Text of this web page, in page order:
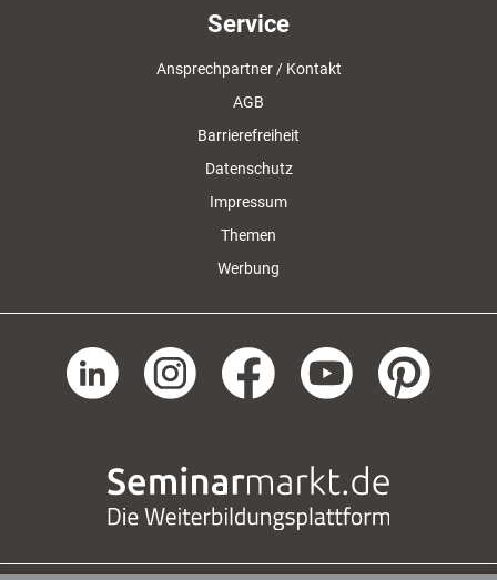
Service
Ansprechpartner / Kontakt
AGB
Barrierefreiheit
Datenschutz
Impressum
Themen
Werbung